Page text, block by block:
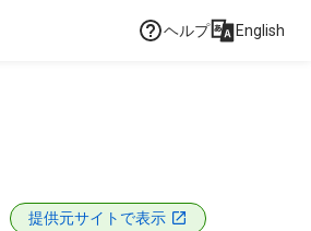
ヘルプ English
提供元サイトで表示